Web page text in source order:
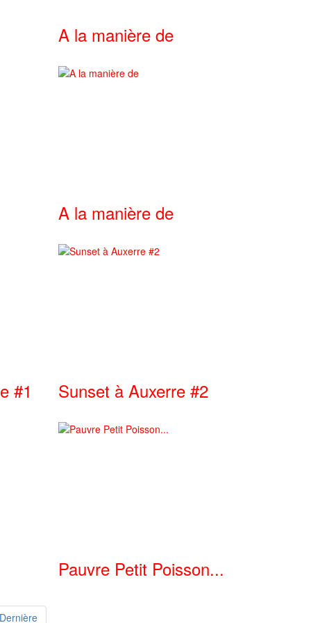
A la manière de
A la manière de
#1 Sunset à Auxerre #2
Pauvre Petit Poisson...